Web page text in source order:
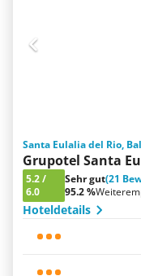
Santa Eulalia del Rio,
Grupotel Santa
5.2/
6.0
Sehr gut(21
95.2 %
Hoteldetails